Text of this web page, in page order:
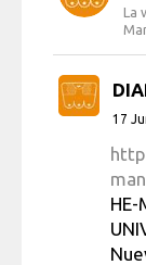
La
17
HE-